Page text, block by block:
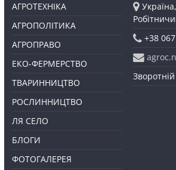
АГРОТЕХНІКА
АГРОПОЛІТИКА
АГРОПРАВО
ЕКО-ФЕРМЕРСТВО
ТВАРИННИЦТВО
РОСЛИННИЦТВО
ЛЯ СЕЛО
БЛОГИ
ФОТОГАЛЕРЕЯ
+38
Зворотній